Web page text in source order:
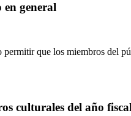
en general
que los miembros del
culturales del año